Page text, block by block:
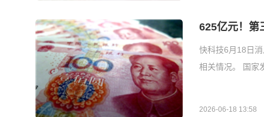
625亿元！第
快科技6月18日
相关情况。 国家
2026-06-18 13:58